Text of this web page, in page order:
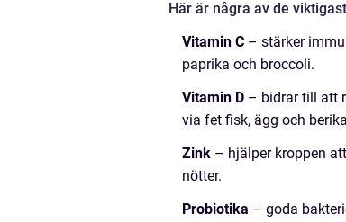
Här är några av de
Vitamin C – stärker
paprika och broccoli.
Vitamin D – bidrar till att
via fet fisk, ägg och
Zink – hjälper kroppen
nötter.
Probiotika – goda